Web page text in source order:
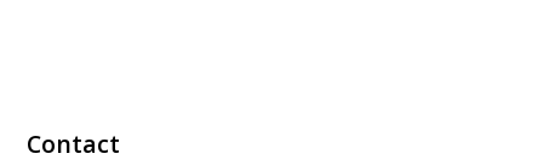
Contact